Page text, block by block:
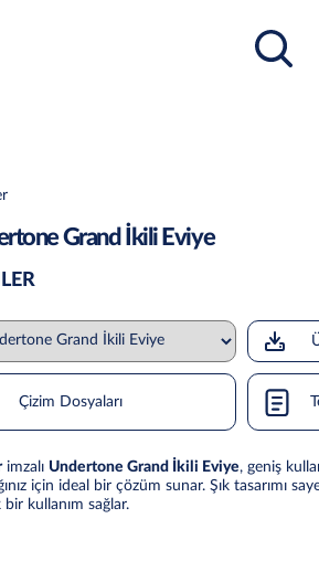
Grand İkili Eviye
Çizim Dosyaları
imzalı Undertone Grand İkili Eviye, geniş
için ideal bir çözüm sunar. Şık tasarımı
kullanım sağlar.